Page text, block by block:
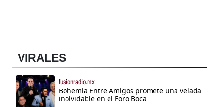
VIRALES
fusionradio.mx
Bohemia Entre Amigos promete una velada
inolvidable en el Foro Boca